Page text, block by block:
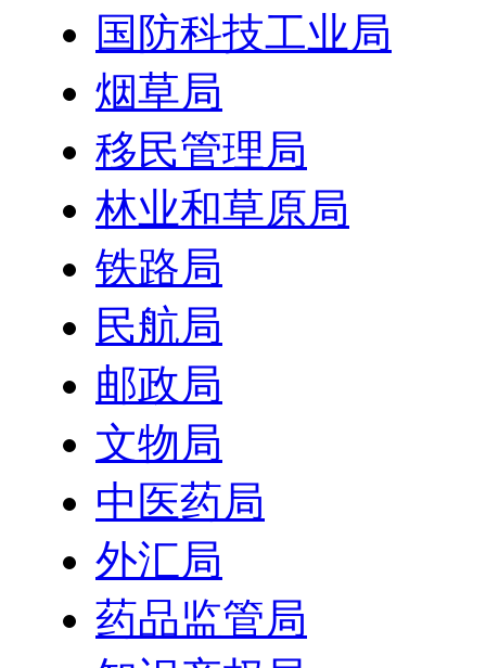
国防科技工业局
烟草局
移民管理局
林业和草原局
铁路局
民航局
邮政局
文物局
中医药局
外汇局
药品监管局